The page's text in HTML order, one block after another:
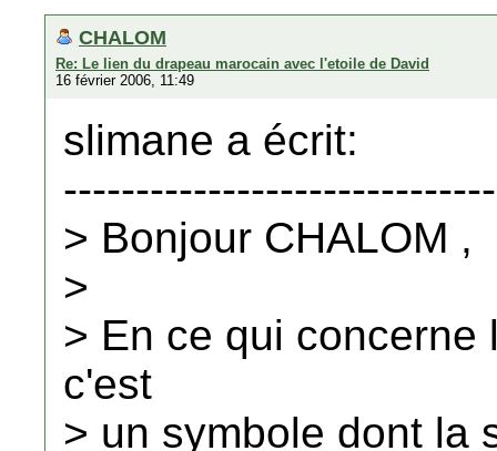
CHALOM
Re: Le lien du drapeau marocain avec l'etoile de David
16 février 2006, 11:49
slimane a écrit:
> Bonjour CHALOM ,
>
> En ce qui
c'est
> un symbole dont la